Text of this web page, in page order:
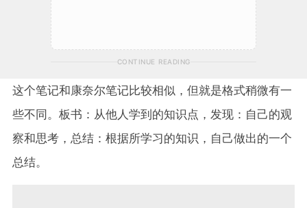
CONTINUE READING
这个笔记和康奈尔笔记比较相似，但就是格式稍微有一
些不同。板书：从他人学到的知识点，发现：自己的观
察和思考，总结：根据所学习的知识，自己做出的一个
总结。